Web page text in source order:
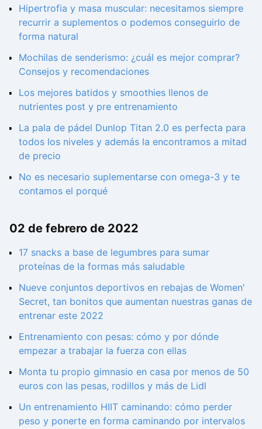
Hipertrofia y masa muscular: necesitamos siempre
recurrir a suplementos o podemos conseguirlo de
forma natural
Mochilas de senderismo: ¿cuál es mejor comprar?
Consejos y recomendaciones
Los mejores batidos y smoothies llenos de
nutrientes post y pre entrenamiento
La pala de pádel Dunlop Titan 2.0 es perfecta para
todos los niveles y además la encontramos a mitad
de precio
No es necesario suplementarse con omega-3 y te
contamos el porqué
02 de febrero de 2022
17 snacks a base de legumbres para sumar
proteínas de la formas más saludable
Nueve conjuntos deportivos en rebajas de Women'
Secret, tan bonitos que aumentan nuestras ganas de
entrenar este 2022
Entrenamiento con pesas: cómo y por dónde
empezar a trabajar la fuerza con ellas
Monta tu propio gimnasio en casa por menos de 50
euros con las pesas, rodillos y más de Lidl
Un entrenamiento HIIT caminando: cómo perder
peso y ponerte en forma caminando por intervalos